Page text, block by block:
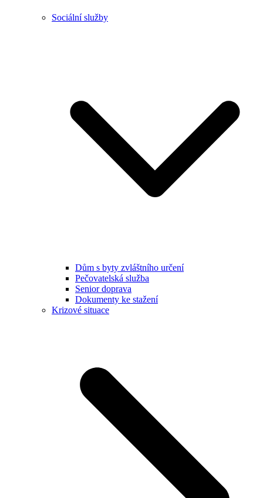
Sociální služby
Dům s byty zvláštního určení
Pečovatelská služba
Senior doprava
Dokumenty ke stažení
Krizové situace